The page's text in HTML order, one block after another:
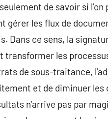
de savoir si
gérer les flux de
Dans ce sens, la
les
de sous-traitance,
et de diminuer les
n’arrive pas par